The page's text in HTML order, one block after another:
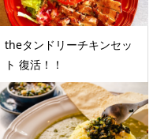
theタンドリーチキンセッ
ト 復活！！